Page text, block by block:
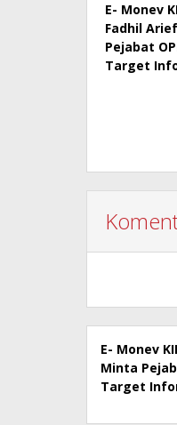
E- Monev
Fadhil
Pejabat
Target
E- Monev
Minta
Target